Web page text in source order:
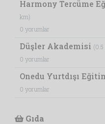
Harmony Tercüme
km)
0 yorumlar
Düşler Akademisi
0 yorumlar
Onedu Yurtdışı
0 yorumlar
Gıda